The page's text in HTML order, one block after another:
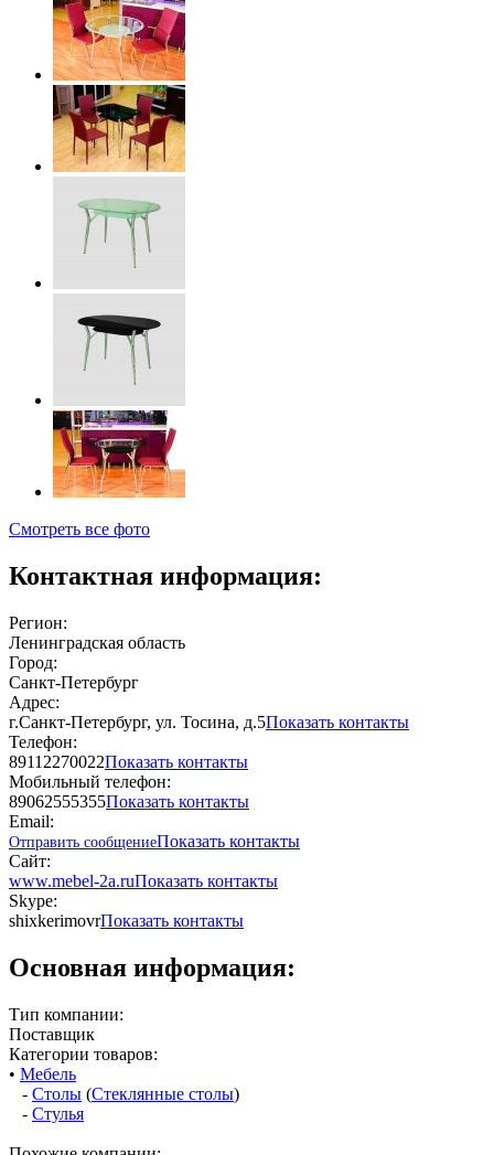
Смотреть все фото
Контактная информация:
Регион:
Ленинградская область
Город:
Санкт-Петербург
Адрес:
г.Санкт-Петербург, ул. Тосина, д.5Показать контакты
Телефон:
89112270022Показать контакты
Мобильный телефон:
89062555355Показать контакты
Email:
Отправить сообщениеПоказать контакты
Сайт:
www.mebel-2a.ruПоказать контакты
Skype:
shixkerimovrПоказать контакты
Основная информация:
Тип компании:
Поставщик
Категории товаров:
• Мебель
- Столы (Стеклянные столы)
- Стулья